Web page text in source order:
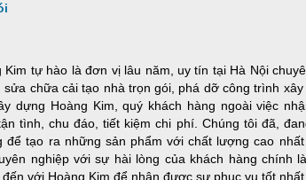
Kim tự hào là đơn vị lâu năm, uy tín tại Hà Nội
sửa chữa cải tạo nhà trọn gói, phá dỡ công trình
dựng Hoàng Kim, quý khách hàng ngoài việc
tình, chu đáo, tiết kiệm chi phí. Chúng tôi đã,
để tạo ra những sản phẩm với chất lượng cao
nghiệp với sự hài lòng của khách hàng chính
đến với Hoàng Kim để nhận được sự phục vụ tốt nhất